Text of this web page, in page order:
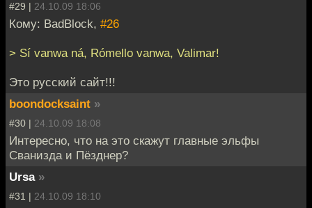
#29 | 24.10.09 18:06
Кому: BadBlock, #26
> Sí vanwa ná, Rómello vanwa, Valimar!
Это русский сайт!!!
boondocksaint »
#30 | 24.10.09 18:08
Интересно, что на это скажут главные эльфы
Сванизда и Пёзднер?
Ursa »
#31 | 24.10.09 18:10